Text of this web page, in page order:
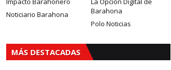
Barahona
Noticiario Barahona
Polo Noticias
MÁS DESTACADAS